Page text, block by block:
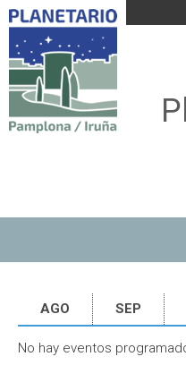
AGO SEP
No hay eventos